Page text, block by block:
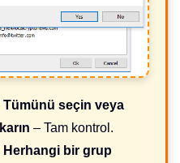
Tümünü seçin veya
– Tam kontrol.
Herhangi bir grup